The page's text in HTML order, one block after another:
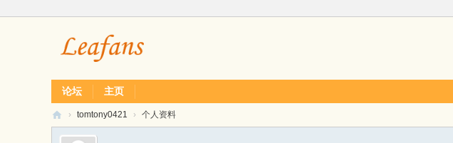
论坛 主页
L
› tomtony0421 › 个人资料